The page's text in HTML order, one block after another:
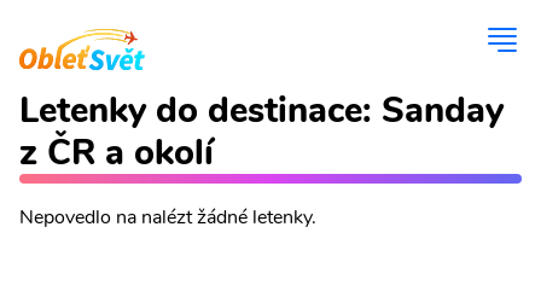
Letenky do destinace: Sanday
z ČR a okolí
Nepovedlo na nalézt žádné letenky.